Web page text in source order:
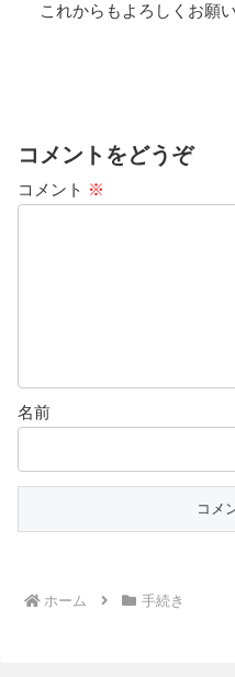
これからもよろしくお願
コメントをどうぞ
コメント ※
名前
ホーム 手続き